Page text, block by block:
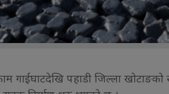
गाईघाटदेखि पहाडी जिल्ला